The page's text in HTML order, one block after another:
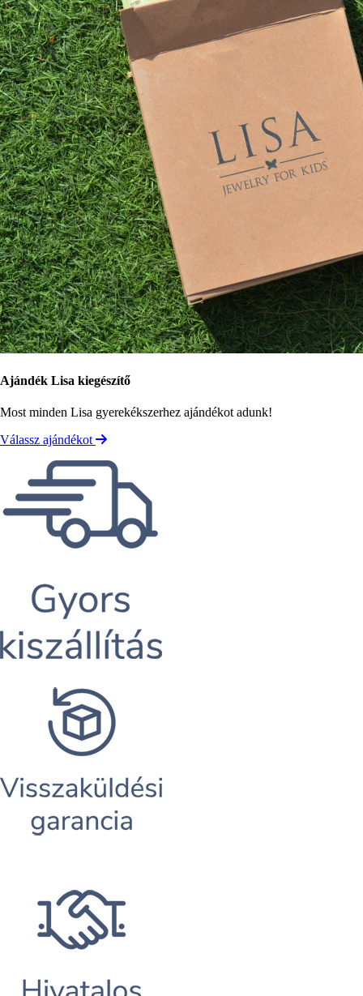
Ajándék Lisa kiegészítő
Most minden Lisa gyerekékszerhez ajándékot adunk!
Válassz ajándékot